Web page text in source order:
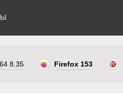
8.35 Firefox 153